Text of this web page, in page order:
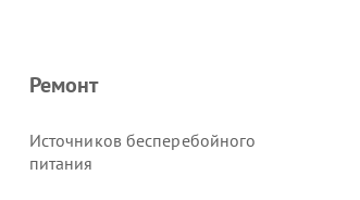
Ремонт
Источников бесперебойного
питания